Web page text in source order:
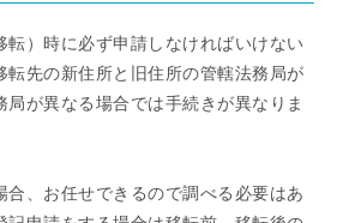
転）時に必ず申請しなければいけない
転先の新住所と旧住所の管轄法務局が
局が異なる場合では手続きが異なりま
合、お任せできるので調べる必要はあ